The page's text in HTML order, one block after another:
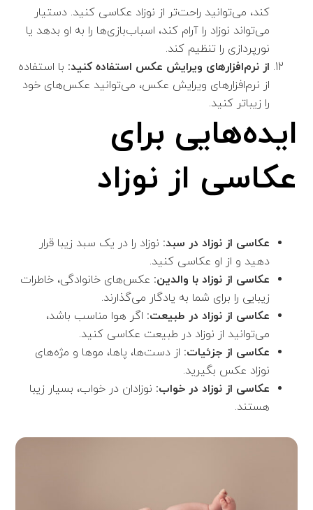
کند، می‌توانید راحت‌تر از نوزاد عکاسی کنید. دستیار
می‌تواند نوزاد را آرام کند، اسباب‌بازی‌ها را به او بدهد یا
نورپردازی را تنظیم کند.
از نرم‌افزارهای ویرایش عکس استفاده کنید: با استفاده
از نرم‌افزارهای ویرایش عکس، می‌توانید عکس‌های خود
را زیباتر کنید.
ایده‌هایی برای
عکاسی از نوزاد
عکاسی از نوزاد در سبد: نوزاد را در یک سبد زیبا قرار
دهید و از او عکاسی کنید.
عکاسی از نوزاد با والدین: عکس‌های خانوادگی، خاطرات
زیبایی را برای شما به یادگار می‌گذارند.
عکاسی از نوزاد در طبیعت: اگر هوا مناسب باشد،
می‌توانید از نوزاد در طبیعت عکاسی کنید.
عکاسی از جزئیات: از دست‌ها، پاها، موها و مژه‌های
نوزاد عکس بگیرید.
عکاسی از نوزاد در خواب: نوزادان در خواب، بسیار زیبا
هستند.